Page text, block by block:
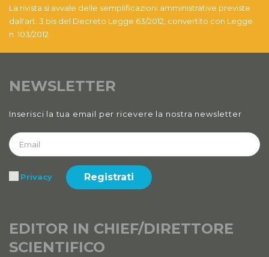
La rivista si avvale delle semplificazioni amministrative previste
dall'art. 3 bis del Decreto Legge 63/2012, convertito con Legge
n. 103/2012
NEWSLETTER
Inserisci la tua email per ricevere la nostra newsletter
Privacy Registrati
EDITOR IN CHIEF/DIRETTORE
SCIENTIFICO